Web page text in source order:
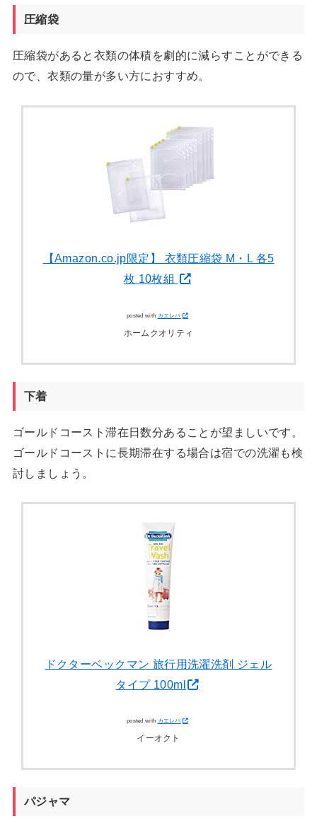
圧縮袋
圧縮袋があると衣類の体積を劇的に減らすことができる
ので、衣類の量が多い方におすすめ。
【Amazon.co.jp限定】 衣類圧縮袋 M・L 各5
枚 10枚組
posted with カエレバ
ホームクオリティ
下着
ゴールドコースト滞在日数分あることが望ましいです。
ゴールドコーストに長期滞在する場合は宿での洗濯も検
討しましょう。
ドクターベックマン 旅行用洗濯洗剤 ジェル
タイプ 100ml
posted with カエレバ
イーオクト
パジャマ